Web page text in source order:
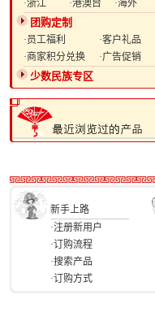
·浙江
·港澳台 ·海外
团购定制
·员工福利
·客户礼品
·商家积分兑换
·广告促销
少数民族专区
新手上路
·注册新用户
·订购流程
·搜索产品
·订购方式